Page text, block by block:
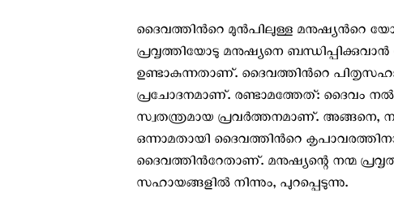
ദൈവത്തിന്‍റെ മുന്‍പിലുള്ള മനുഷ്യന്‍റെ
പ്രവൃത്തിയോടു മനുഷ്യനെ
ഉണ്ടാകുന്നതാണ്. ദൈവത്തിന്‍റെ
പ്രചോദനമാണ്. രണ്ടാമത്തേത്: ദൈവം
സ്വതന്ത്രമായ പ്രവര്‍ത്തനമാണ്. അങ്ങനെ,
ഒന്നാമതായി ദൈവത്തിന്‍റെ
ദൈവത്തിന്‍റേതാണ്. മനുഷ്യന്റെ നന്മ
സഹായങ്ങളില്‍ നിന്നും, പുറപ്പെടുന്നു.